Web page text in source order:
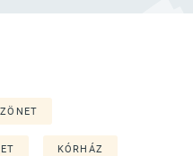
KÓRHÁZ